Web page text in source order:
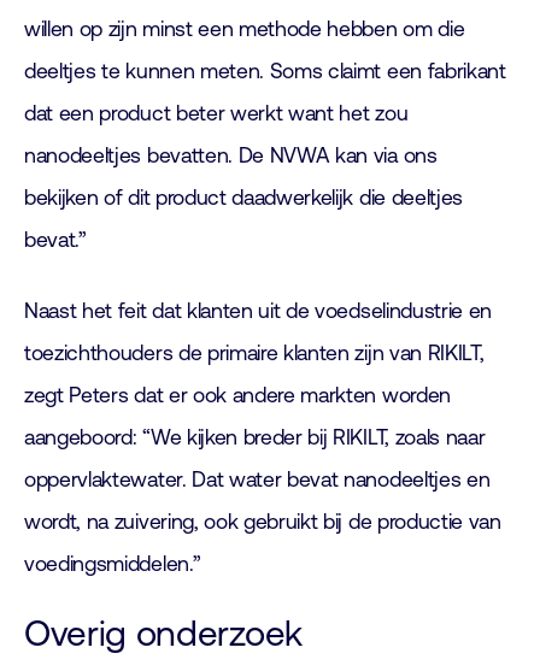
willen op zijn minst een methode hebben om die
deeltjes te kunnen meten. Soms claimt een fabrikant
dat een product beter werkt want het zou
nanodeeltjes bevatten. De NVWA kan via ons
bekijken of dit product daadwerkelijk die deeltjes
bevat.”
Naast het feit dat klanten uit de voedselindustrie en
toezichthouders de primaire klanten zijn van RIKILT,
zegt Peters dat er ook andere markten worden
aangeboord: “We kijken breder bij RIKILT, zoals naar
oppervlaktewater. Dat water bevat nanodeeltjes en
wordt, na zuivering, ook gebruikt bij de productie van
voedingsmiddelen.”
Overig onderzoek